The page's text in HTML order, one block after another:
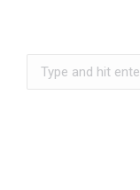
Search: